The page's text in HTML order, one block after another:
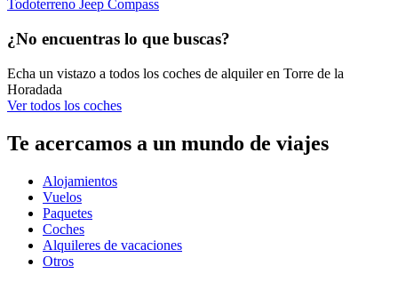
Todoterreno Jeep Compass
¿No encuentras lo que buscas?
Echa un vistazo a todos los coches de alquiler en Torre de la
Horadada
Ver todos los coches
Te acercamos a un mundo de viajes
Alojamientos
Vuelos
Paquetes
Coches
Alquileres de vacaciones
Otros